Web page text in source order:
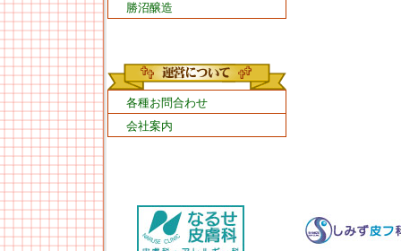
勝沼醸造
各種お問合わせ
会社案内